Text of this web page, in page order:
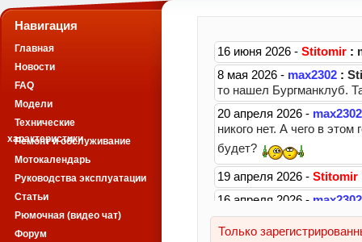
Навигация
Главная
Новости
FAQ
Модели
Технические
характеристики
Ремонт и обслуживание
Мотокалендарь
Руководства эксплуатации
Статьи
Рюмочная (видео чат)
Форум